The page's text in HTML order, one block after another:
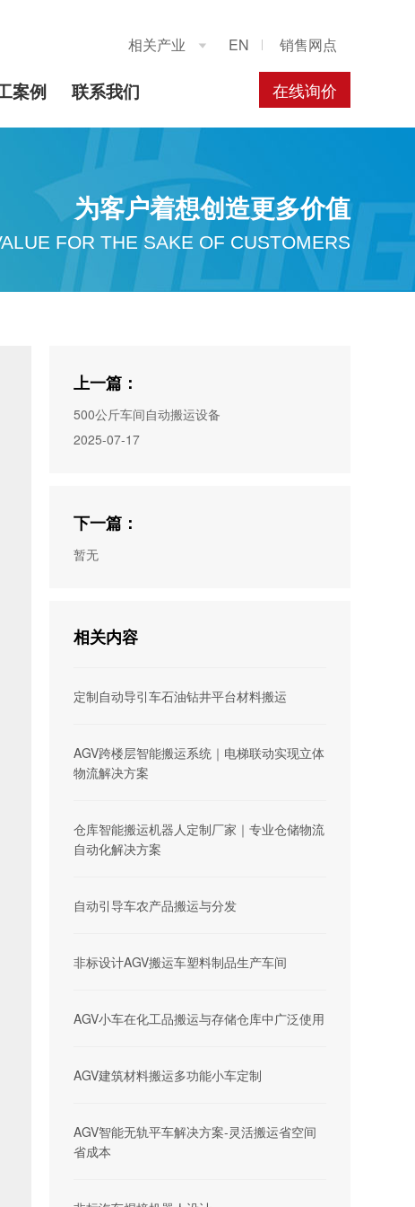
相关产业  EN 销售网点
在线询价
案例 联系我们
为客户着想创造更多价值
FOR THE SAKE OF CUSTOMERS
上一篇：
500公斤车间自动搬运设备
2025-07-17
下一篇：
暂无
相关内容
定制自动导引车石油钻井平台材料搬运
AGV跨楼层智能搬运系统｜电梯联动实现立体
物流解决方案
仓库智能搬运机器人定制厂家｜专业仓储物流
自动化解决方案
自动引导车农产品搬运与分发
非标设计AGV搬运车塑料制品生产车间
AGV小车在化工品搬运与存储仓库中广泛使用
AGV建筑材料搬运多功能小车定制
AGV智能无轨平车解决方案-灵活搬运省空间
省成本